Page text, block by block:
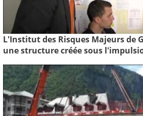
L'Institut des Risques Majeurs de
une structure créée sous